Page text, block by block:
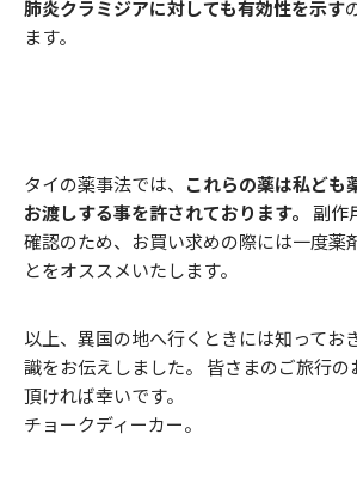
肺炎クラミジアに対しても有効性を示す
ます。
タイの薬事法では、 これらの薬は私ども
お渡しする事を許されております。 副作
確認のため、お買い求めの際には一度薬
とをオススメいたします。
以上、異国の地へ行くときには知ってお
識をお伝えしました。 皆さまのご旅行
頂ければ幸いです。
チョークディーカー。